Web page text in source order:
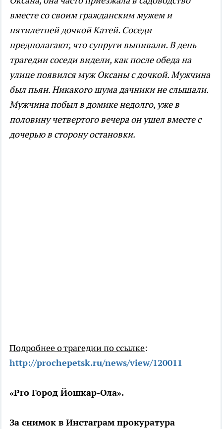
вместе со своим гражданским мужем и
пятилетней дочкой Катей. Соседи
предполагают, что супруги выпивали. В день
трагедии соседи видели, как после обеда на
улице появился муж Оксаны с дочкой. Мужчина
был пьян. Никакого шума дачники не слышали.
Мужчина побыл в домике недолго, уже в
половину четвертого вечера он ушел вместе с
дочерью в сторону остановки.
Подробнее о трагедии по ссылке:
http://prochepetsk.ru/news/view/120011
«Pro Город Йошкар-Ола».
За снимок в Инстаграм прокуратура